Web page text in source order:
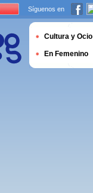
Síguenos en
Cultura y Ocio
En Femenino